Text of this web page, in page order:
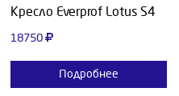
Кресло Everprof Lotus S4
18750
Подробнее